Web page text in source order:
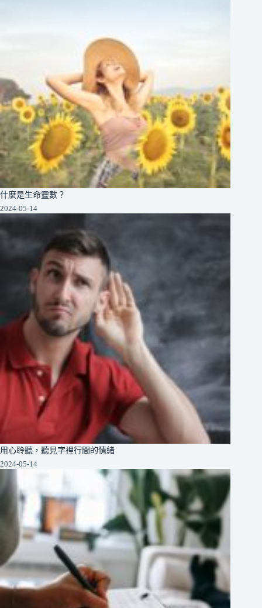
什麼是生命靈數？
2024-05-14
用心聆聽，聽見字裡行間的情緒
2024-05-14